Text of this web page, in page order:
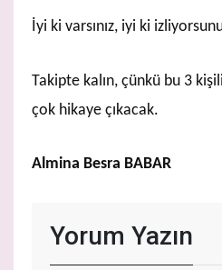
İyi ki varsınız, iyi ki
Takipte kalın, çünkü bu 3
çok hikaye çıkacak.
Almina Besra BABAR
Yorum Yazın